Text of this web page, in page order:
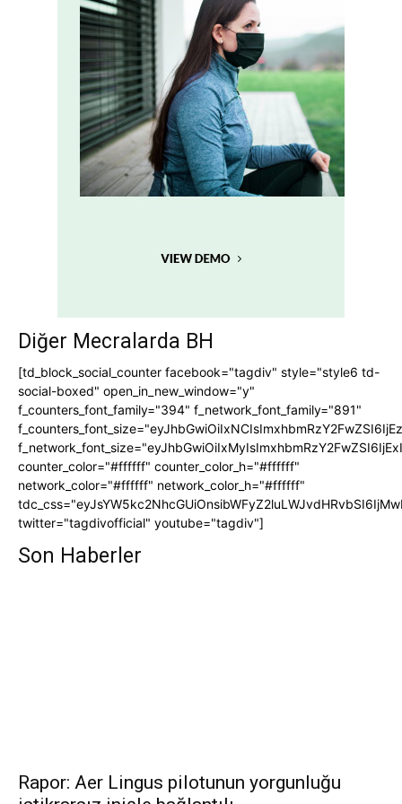
Diğer Mecralarda BH
[td_block_social_counter facebook="tagdiv" style="style6 td-
social-boxed" open_in_new_window="y"
f_counters_font_family="394" f_network_font_family="891"
counter_color="#ffffff" counter_color_h="#ffffff"
network_color="#ffffff" network_color_h="#ffffff"
twitter="tagdivofficial" youtube="tagdiv"]
Son Haberler
Rapor: Aer Lingus pilotunun yorgunluğu